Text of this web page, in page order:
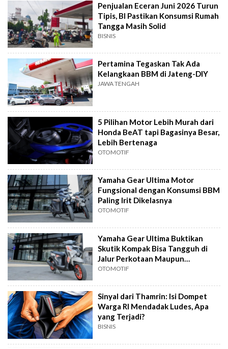
Penjualan Eceran Juni 2026 Turun
Tipis, BI Pastikan Konsumsi Rumah
Tangga Masih Solid
BISNIS
Pertamina Tegaskan Tak Ada
Kelangkaan BBM di Jateng-DIY
JAWA TENGAH
5 Pilihan Motor Lebih Murah dari
Honda BeAT tapi Bagasinya Besar,
Lebih Bertenaga
OTOMOTIF
Yamaha Gear Ultima Motor
Fungsional dengan Konsumsi BBM
Paling Irit Dikelasnya
OTOMOTIF
Yamaha Gear Ultima Buktikan
Skutik Kompak Bisa Tangguh di
Jalur Perkotaan Maupun
Pedesaan
OTOMOTIF
Sinyal dari Thamrin: Isi Dompet
Warga RI Mendadak Ludes, Apa
yang Terjadi?
BISNIS